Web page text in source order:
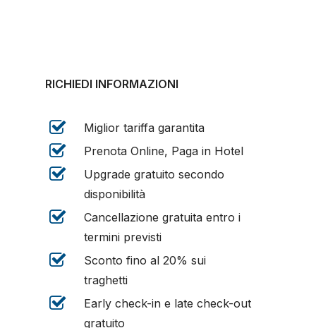
RICHIEDI INFORMAZIONI
Miglior tariffa garantita
Prenota Online, Paga in Hotel
Upgrade gratuito secondo
disponibilità
Cancellazione gratuita entro i
termini previsti
Sconto fino al 20% sui
traghetti
Early check-in e late check-out
gratuito